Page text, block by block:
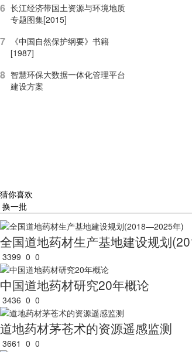
6 长江经济带国土资源与环境地质
专题图集[2015]
7
《中国自然保护纲要》书籍
[1987]
8 智慧环保大数据一体化管理平台
建设方案
猜你喜欢
换一批
全国道地药材生产基地建设规划
3399 0 0
中国道地药材研究20年概论
3436 0 0
道地药材茅苍术的资源遥感监测
3661 0 0